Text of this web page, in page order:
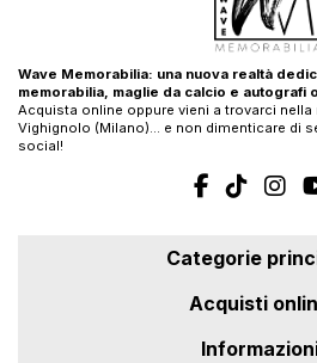
Wave Memorabilia: una nuova realtà
memorabilia, maglie da calcio e autografi
Acquista online oppure vieni a trovarci
Vighignolo (Milano)… e non dimenticare di
social!
Categorie
Acquisti